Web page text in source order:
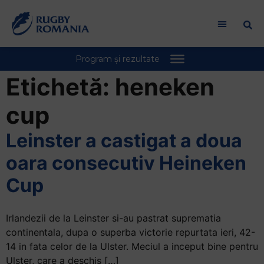
Etichetă: heneken
cup
Leinster a castigat a doua
oara consecutiv Heineken
Cup
Irlandezii de la Leinster si-au pastrat suprematia
continentala, dupa o superba victorie repurtata ieri, 42-
14 in fata celor de la Ulster. Meciul a inceput bine pentru
Ulster, care a deschis […]